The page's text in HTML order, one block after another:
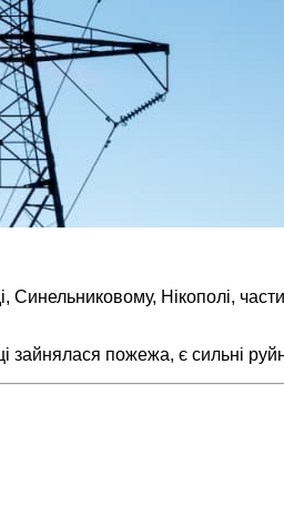
Нікополі,
зайнялася пожежа, є сильні